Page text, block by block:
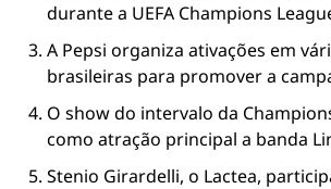
durante a UEFA Champions
A Pepsi organiza ativações em
brasileiras para promover a
O show do intervalo da
como atração principal a banda
Stenio Girardelli, o Lactea,